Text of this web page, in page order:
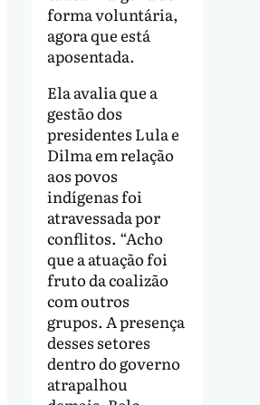
forma voluntária,
agora que está
aposentada.
Ela avalia que a
gestão dos
presidentes Lula e
Dilma em relação
aos povos
indígenas foi
atravessada por
conflitos. “Acho
que a atuação foi
fruto da coalizão
com outros
grupos. A presença
desses setores
dentro do governo
atrapalhou